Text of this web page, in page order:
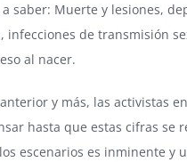
saber: Muerte y lesiones,
infecciones de transmisión
al nacer.
y más, las activistas
hasta que estas cifras se
escenarios es inminente y